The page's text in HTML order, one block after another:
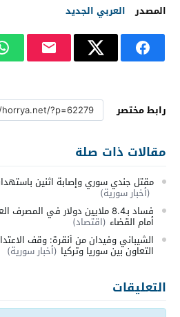
المصدر العربي الجديد
رابط مختصر
مقالات ذات صلة
مقتل جندي سوري وإصابة اثنين
(أخبار سورية)
فساد بـ8.4 ملايين دولار في
أمام القضاء (اقتصاد)
الشيباني وفيدان من أنقرة: وقف
التعاون بين سوريا وتركيا (أخبار سورية)
التعليقات